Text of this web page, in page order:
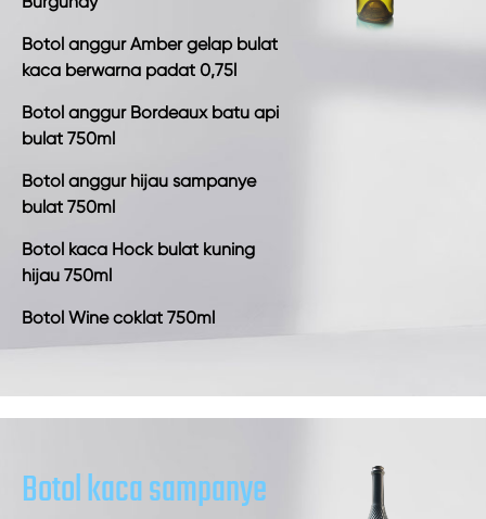
Botol anggur Amber gelap bulat
kaca berwarna padat 0,75l
Botol anggur Bordeaux batu api
bulat 750ml
Botol anggur hijau sampanye
bulat 750ml
Botol kaca Hock bulat kuning
hijau 750ml
Botol Wine coklat 750ml
Botol kaca sampanye